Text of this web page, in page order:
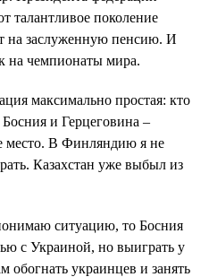
талантливое поколение
на заслуженную пенсию. И
на чемпионаты мира.
максимально простая: кто
и Герцеговина –
место. В Финляндию я не
Казахстан уже выбыл из
ситуацию, то Босния
с Украиной, но выиграть у
украинцев и занять